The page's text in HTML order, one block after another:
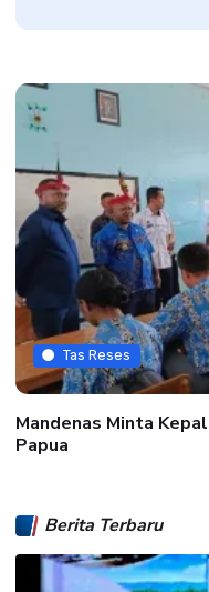
Tas Reses
Mandenas Minta
Papua
Berita Terbaru